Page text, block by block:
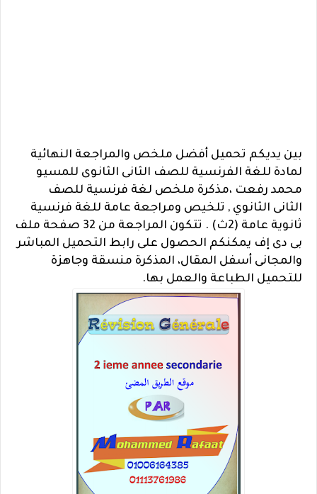
بين يديكم تحميل أفضل ملخص والمراجعة النهائية
لمادة للغة الفرنسية للصف الثانى الثانوى للمسيو
محمد رفعت ،مذكرة ملخص لغة فرنسية للصف
الثانى الثانوي , تلخيص ومراجعة عامة للغة فرنسية
ثانوية عامة (2ث) . تتكون المراجعة من 32 صفحة ملف
بى دى إف يمكنكم الحصول على رابط التحميل المباشر
والمجانى أسفل المقال، المذكرة منسقة وجاهزة
للتحميل الطباعة والعمل بها.